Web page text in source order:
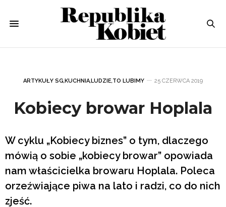
ARTYKUŁY SG,KUCHNIA,LUDZIE,TO LUBIMY 25 CZERWCA 2019
Kobiecy browar Hoplala
W cyklu „Kobiecy biznes” o tym, dlaczego
mówią o sobie „kobiecy browar” opowiada
nam właścicielka browaru Hoplala. Poleca
orzeźwiające piwa na lato i radzi, co do nich
zjeść.